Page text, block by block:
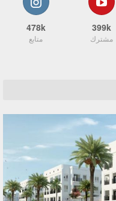
399k
مشترك
478k
متابع